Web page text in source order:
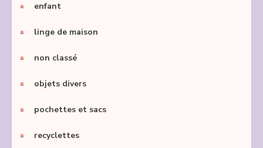
enfant
linge de maison
non classé
objets divers
pochettes et sacs
recyclettes